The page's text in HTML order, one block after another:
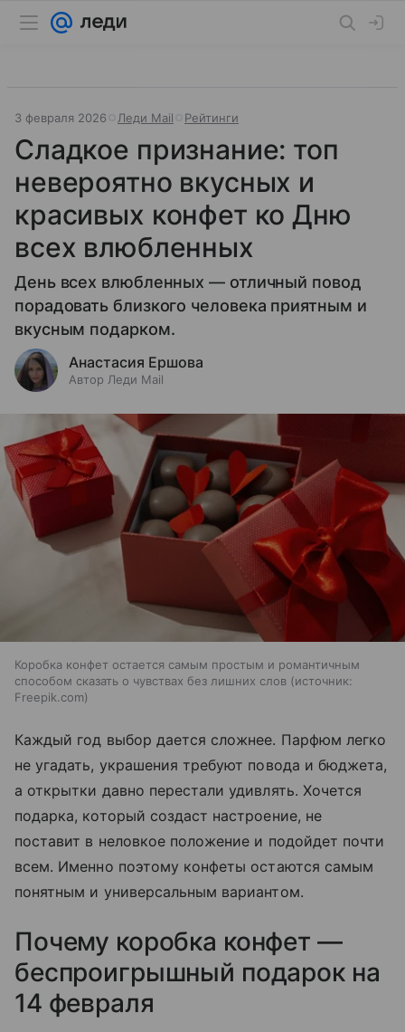
3 февраля 2026 Леди Mail Рейтинги
Сладкое признание: топ
невероятно вкусных и
красивых конфет ко Дню
всех влюбленных
День всех влюбленных — отличный повод
порадовать близкого человека приятным и
вкусным подарком.
Анастасия Ершова
Автор Леди Mail
Коробка конфет остается самым простым и романтичным
способом сказать о чувствах без лишних слов
источник:
Freepik.com
Каждый год выбор дается сложнее. Парфюм легко
не угадать, украшения требуют повода и бюджета,
а открытки давно перестали удивлять. Хочется
подарка, который создаст настроение, не
поставит в неловкое положение и подойдет почти
всем. Именно поэтому конфеты остаются самым
понятным и универсальным вариантом.
Почему коробка конфет —
беспроигрышный подарок на
14 февраля